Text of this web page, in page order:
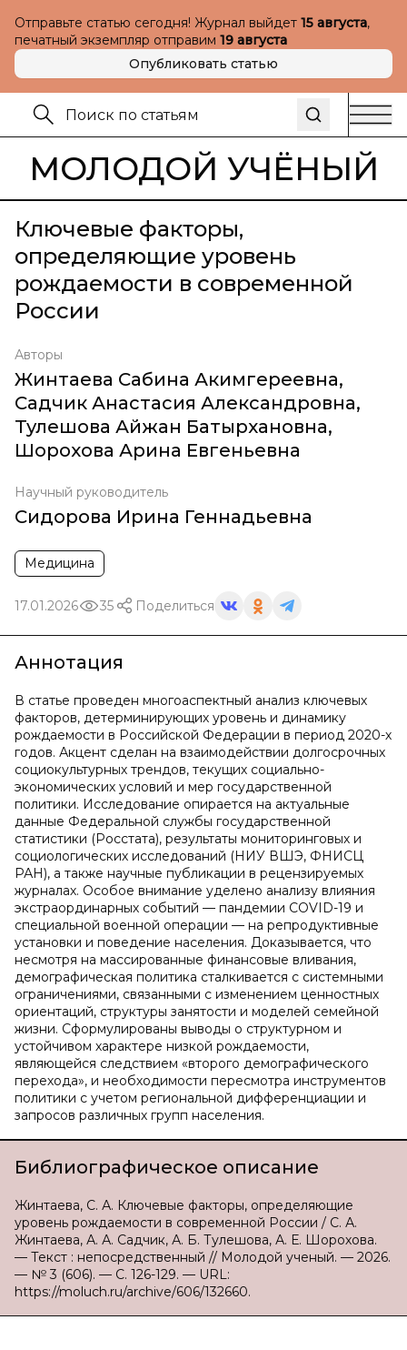
Отправьте статью сегодня! Журнал выйдет 15 августа,
печатный экземпляр отправим 19 августа
Опубликовать статью
МОЛОДОЙ УЧЁНЫЙ
Ключевые факторы,
определяющие уровень
рождаемости в современной
России
Авторы
Жинтаева Сабина Акимгереевна,
Садчик Анастасия Александровна,
Тулешова Айжан Батырхановна,
Шорохова Арина Евгеньевна
Научный руководитель
Сидорова Ирина Геннадьевна
Медицина
17.01.2026 35 Поделиться
Аннотация
В статье проведен многоаспектный анализ ключевых
факторов, детерминирующих уровень и динамику
рождаемости в Российской Федерации в период 2020-х
годов. Акцент сделан на взаимодействии долгосрочных
социокультурных трендов, текущих социально-
экономических условий и мер государственной
политики. Исследование опирается на актуальные
данные Федеральной службы государственной
статистики (Росстата), результаты мониторинговых и
социологических исследований (НИУ ВШЭ, ФНИСЦ
РАН), а также научные публикации в рецензируемых
журналах. Особое внимание уделено анализу влияния
экстраординарных событий — пандемии COVID-19 и
специальной военной операции — на репродуктивные
установки и поведение населения. Доказывается, что
несмотря на массированные финансовые вливания,
демографическая политика сталкивается с системными
ограничениями, связанными с изменением ценностных
ориентаций, структуры занятости и моделей семейной
жизни. Сформулированы выводы о структурном и
устойчивом характере низкой рождаемости,
являющейся следствием «второго демографического
перехода», и необходимости пересмотра инструментов
политики с учетом региональной дифференциации и
запросов различных групп населения.
Библиографическое описание
Жинтаева, С. А. Ключевые факторы, определяющие
уровень рождаемости в современной России / С. А.
Жинтаева, А. А. Садчик, А. Б. Тулешова, А. Е. Шорохова.
— Текст : непосредственный // Молодой ученый. — 2026.
— № 3 (606). — С. 126-129. — URL:
https://moluch.ru/archive/606/132660.